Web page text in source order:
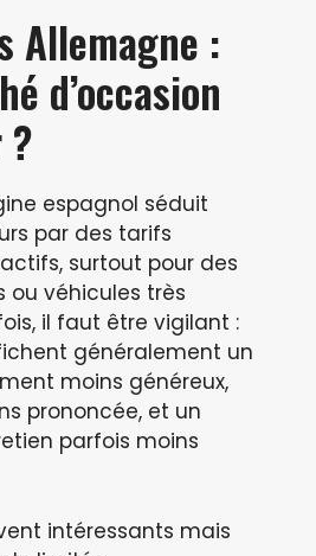
Allemagne :
d’occasion
espagnol séduit
par des tarifs
surtout pour des
véhicules très
il faut être vigilant :
généralement un
moins généreux,
prononcée, et un
parfois moins
intéressants mais